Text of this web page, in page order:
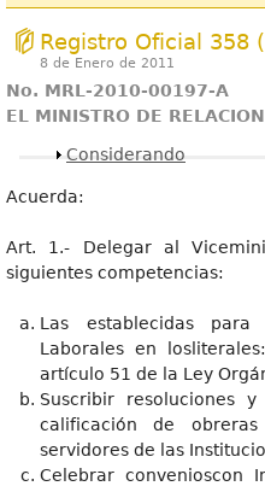
Registro Oficial 358
8 de Enero de 2011
No. MRL-2010-00197-A
EL MINISTRO DE
Mostrar
Considerando
Acuerda:
Art. 1.- Delegar al
siguientes competencias:
Las establecidas
Laborales en
artículo 51 de la Ley
Suscribir resoluciones
calificación de
servidores de las
Celebrar convenioscon